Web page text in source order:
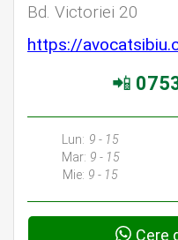
Bd. Victoriei 20
https://
📲
Lun: 9 - 15
Mar: 9 - 15
Mie: 9 - 15
Cere